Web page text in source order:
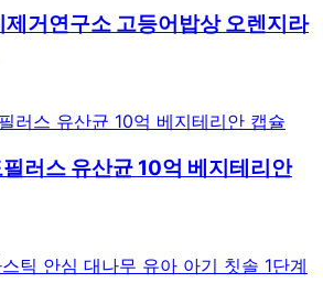
거연구소 고등어밥상 오렌지라
러스 유산균 10억 베지테리안